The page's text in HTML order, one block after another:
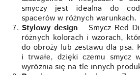
smyczy jest idealna do
spacerów w różnych warunkach.
Stylowy design – Smycz Red
różnych kolorach i wzorach,
do obroży lub zestawu dla psa.
i trwałe, dzięki czemu smycz
wyróżnia się na tle innych